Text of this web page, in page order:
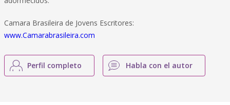
Camara Brasileira de Jovens Escritores:
www.Camarabrasileira.com
Perfil completo Habla con el autor